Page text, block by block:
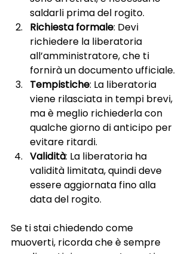
saldarli prima del rogito.
Richiesta formale: Devi
richiedere la liberatoria
all’amministratore, che ti
fornirà un documento ufficiale.
Tempistiche: La liberatoria
viene rilasciata in tempi brevi,
ma è meglio richiederla con
qualche giorno di anticipo per
evitare ritardi.
Validità: La liberatoria ha
validità limitata, quindi deve
essere aggiornata fino alla
data del rogito.
Se ti stai chiedendo come
muoverti, ricorda che è sempre